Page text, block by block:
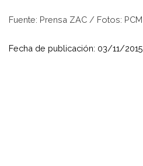
Fuente: Prensa ZAC / Fotos: PCM
Fecha de publicación: 03/11/2015